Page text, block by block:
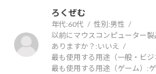
ろくぜむ
年代:60代 性別:男性
以前にマウスコンピューター
ありますか？: いいえ
最も使用する用途（一般・ビジ
最も使用する用途（ゲーム）: